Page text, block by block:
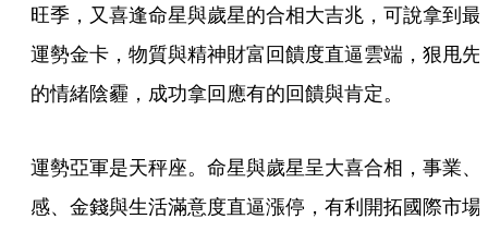
旺季，又喜逢命星與歲星的合相大吉兆，可說拿到最
運勢金卡，物質與精神財富回饋度直逼雲端，狠甩先
的情緒陰霾，成功拿回應有的回饋與肯定。
運勢亞軍是天秤座。命星與歲星呈大喜合相，事業、
感、金錢與生活滿意度直逼漲停，有利開拓國際市場